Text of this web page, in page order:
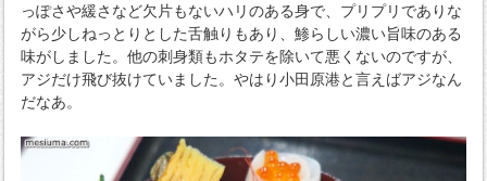
っぽさや緩さなど欠片もないハリのある身で、プリプリでありな
がら少しねっとりとした舌触りもあり、鯵らしい濃い旨味のある
味がしました。他の刺身類もホタテを除いて悪くないのですが、
アジだけ飛び抜けていました。やはり小田原港と言えばアジなん
だなあ。